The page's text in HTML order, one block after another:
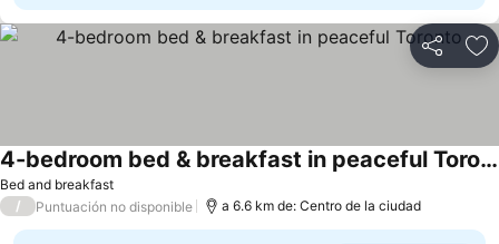
Compartir
Bed and breakfast
4-bedroom bed & breakfast in peaceful Toronto
/ Puntuación no disponible a 6.6 km de: Centro de la ciudad